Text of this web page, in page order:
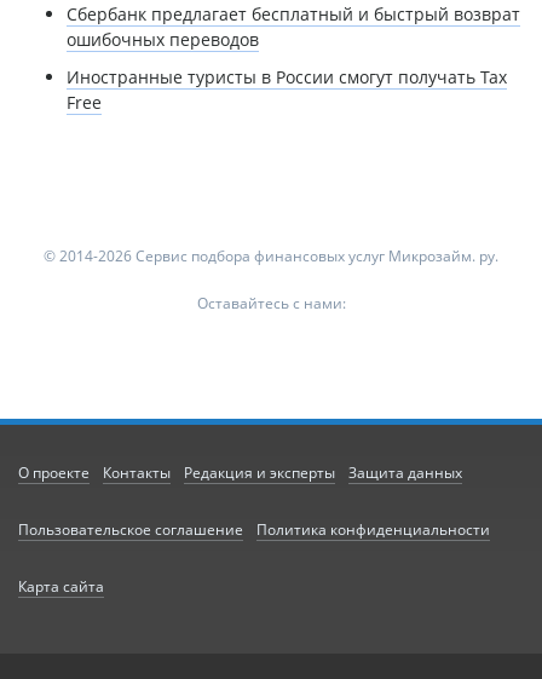
Сбербанк предлагает бесплатный и быстрый возврат
ошибочных переводов
Иностранные туристы в России смогут получать Tax
Free
© 2014-2026 Сервис подбора финансовых услуг Микрозайм. ру.
Оставайтесь с нами:
О проекте Контакты Редакция и эксперты Защита данных
Пользовательское соглашение Политика конфиденциальности
Карта сайта